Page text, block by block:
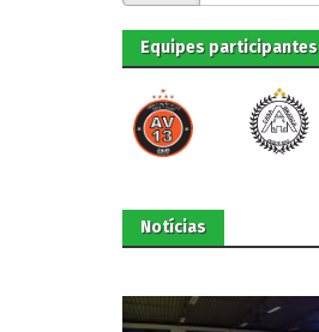
Equipes participantes
Notícias